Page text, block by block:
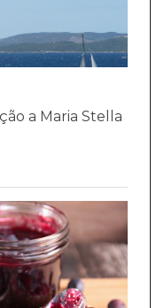
a Maria Stella